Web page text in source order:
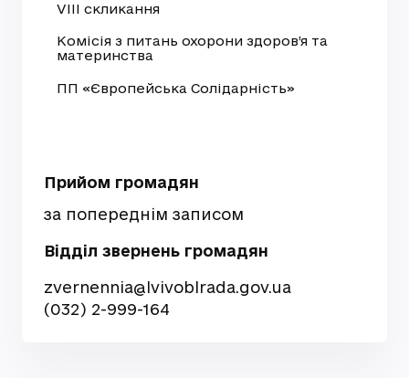
VIII скликання
Комісія з питань охорони здоров’я та
материнства
ПП «Європейська Солідарність»
Прийом громадян
за попереднім записом
Відділ звернень громадян
zvernennia@lvivoblrada.gov.ua
(032) 2-999-164